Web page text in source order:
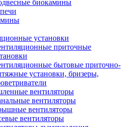
биокамины
установки
приточные
бытовые приточно-
установки, бризеры,
вентиляторы
вентиляторы
вентиляторы
вентиляторы